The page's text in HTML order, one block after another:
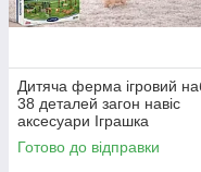
Дитяча ферма ігровий
38 деталей загон навіс
аксесуари Іграшка
фермерське господарство
візок тварини фігурка
Готово до відправки